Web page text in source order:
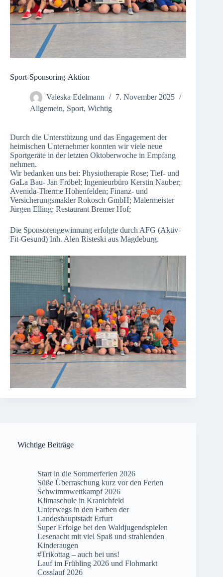
Sport-Sponsoring-Aktion
Valeska Edelmann
7. November 2025
Allgemein, Sport, Wichtig
Durch die Unterstützung und das Engagement der
heimischen Unternehmer konnten wir viele neue
Sportgeräte in der letzten Oktoberwoche in Empfang
nehmen.
Wir bedanken uns bei: Physiotherapie Rose; Tief- und
GaLa Bau- Jan Fröbel; Ingenieurbüro Kerstin Nauber;
Avenida-Therme Hohenfelden; Finanz- und
Versicherungsmakler Rokosch GmbH; Malermeister
Jürgen Elling; Restaurant Bremer Hof;
Die Sponsorengewinnung erfolgte durch AFG (Aktiv-
Fit-Gesund) Inh. Alen Risteski aus Magdeburg.
Wichtige Beiträge
Start in die Sommerferien 2026
Süße Überraschung kurz vor den Ferien
Schwimmwettkampf 2026
Klimaschule in Kranichfeld
Unterwegs in den Farben der
Landeshauptstadt Erfurt
Super Erfolge bei den Waldjugendspielen
Lesenacht mit viel Spaß und strahlenden
Kinderaugen
#Trikottag – auch bei uns!
Lauf im Frühling 2026 und Flohmarkt
Cosslauf 2026